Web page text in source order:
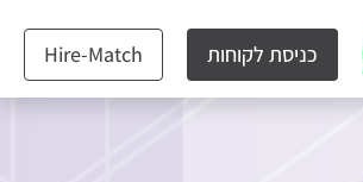
כניסת לקוחות Hire-Match